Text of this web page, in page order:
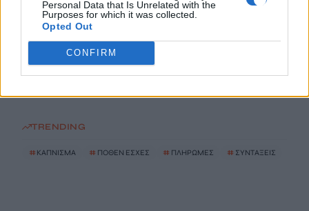
Personal Data that Is Unrelated with the
Purposes for which it was collected.
Opted Out
CONFIRM
7 Αυγούστου, 2026
ΔΕΕΠ (ΝΟΔΕ) Ηρακλείου: Με έργα η κυβέρνηση Μητσοτάκη
οδηγεί την Κρήτη στο μέλλον
7 Αυγούστου, 2026
TRENDING
# ΚΑΠΝΙΣΜΑ # ΠΟΘΕΝ ΕΣΧΕΣ # ΠΛΗΡΩΜΕΣ # ΣΥΝΤΑΞΕΙΣ